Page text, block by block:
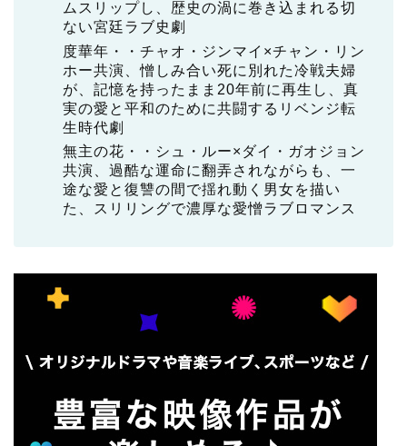
ムスリップし、歴史の渦に巻き込まれる切
ない宮廷ラブ史劇
度華年・・チャオ・ジンマイ×チャン・リン
ホー共演、憎しみ合い死に別れた冷戦夫婦
が、記憶を持ったまま20年前に再生し、真
実の愛と平和のために共闘するリベンジ転
生時代劇
無主の花・・シュ・ルー×ダイ・ガオジョン
共演、過酷な運命に翻弄されながらも、一
途な愛と復讐の間で揺れ動く男女を描い
た、スリリングで濃厚な愛憎ラブロマンス